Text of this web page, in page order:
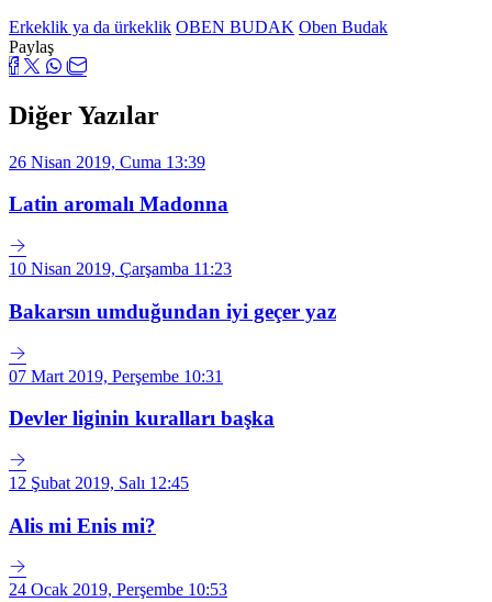
Erkeklik ya da ürkeklik OBEN BUDAK Oben Budak
Paylaş
Diğer Yazılar
26 Nisan 2019, Cuma 13:39
Latin aromalı Madonna
10 Nisan 2019, Çarşamba 11:23
Bakarsın umduğundan iyi geçer yaz
07 Mart 2019, Perşembe 10:31
Devler liginin kuralları başka
12 Şubat 2019, Salı 12:45
Alis mi Enis mi?
24 Ocak 2019, Perşembe 10:53